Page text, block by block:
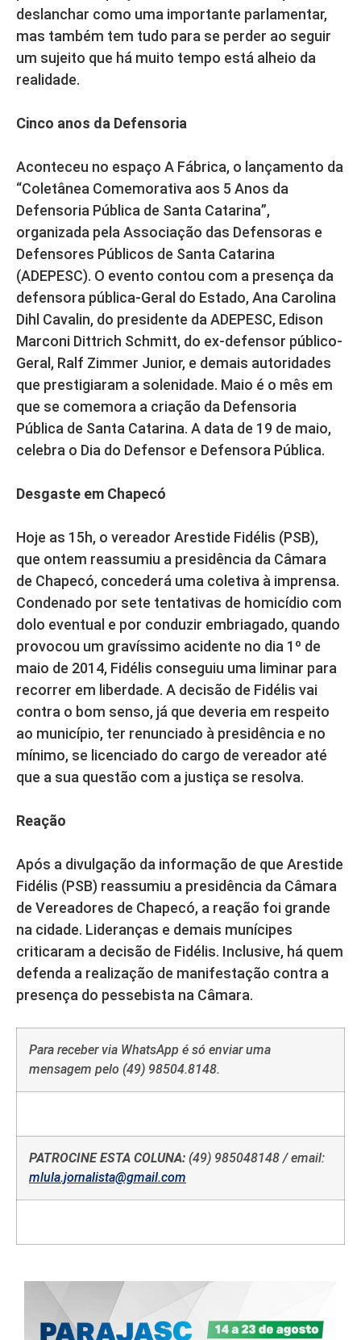
deslanchar como uma importante parlamentar,
mas também tem tudo para se perder ao seguir
um sujeito que há muito tempo está alheio da
realidade.
Cinco anos da Defensoria
Aconteceu no espaço A Fábrica, o lançamento da
“Coletânea Comemorativa aos 5 Anos da
Defensoria Pública de Santa Catarina”,
organizada pela Associação das Defensoras e
Defensores Públicos de Santa Catarina
(ADEPESC). O evento contou com a presença da
defensora pública-Geral do Estado, Ana Carolina
Dihl Cavalin, do presidente da ADEPESC, Edison
Marconi Dittrich Schmitt, do ex-defensor público-
Geral, Ralf Zimmer Junior, e demais autoridades
que prestigiaram a solenidade. Maio é o mês em
que se comemora a criação da Defensoria
Pública de Santa Catarina. A data de 19 de maio,
celebra o Dia do Defensor e Defensora Pública.
Desgaste em Chapecó
Hoje as 15h, o vereador Arestide Fidélis (PSB),
que ontem reassumiu a presidência da Câmara
de Chapecó, concederá uma coletiva à imprensa.
Condenado por sete tentativas de homicídio com
dolo eventual e por conduzir embriagado, quando
provocou um gravíssimo acidente no dia 1º de
maio de 2014, Fidélis conseguiu uma liminar para
recorrer em liberdade. A decisão de Fidélis vai
contra o bom senso, já que deveria em respeito
ao município, ter renunciado à presidência e no
mínimo, se licenciado do cargo de vereador até
que a sua questão com a justiça se resolva.
Reação
Após a divulgação da informação de que Arestide
Fidélis (PSB) reassumiu a presidência da Câmara
de Vereadores de Chapecó, a reação foi grande
na cidade. Lideranças e demais munícipes
criticaram a decisão de Fidélis. Inclusive, há quem
defenda a realização de manifestação contra a
presença do pessebista na Câmara.
Para receber via WhatsApp é só enviar uma
mensagem pelo (49) 98504.8148.
PATROCINE ESTA COLUNA: (49) 985048148 / email:
mlula.jornalista@gmail.com